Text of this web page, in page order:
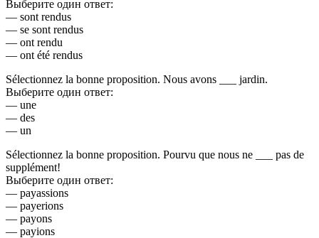
Выберите один ответ:
— sont rendus
— se sont rendus
— ont rendu
— ont été rendus
Sélectionnez la bonne proposition. Nous avons ___ jardin.
Выберите один ответ:
— une
— des
— un
Sélectionnez la bonne proposition. Pourvu que nous ne ___ pas de
supplément!
Выберите один ответ:
— payassions
— payerions
— payons
— payions